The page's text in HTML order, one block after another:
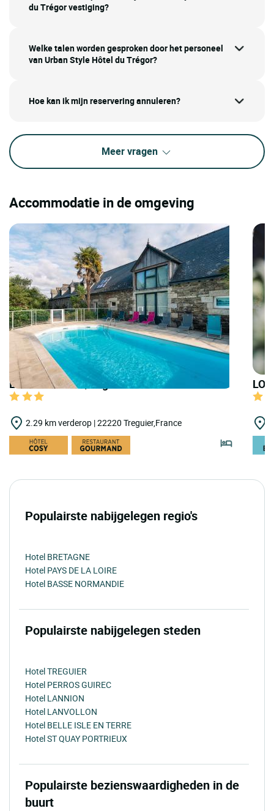
du Trégor vestiging?
Welke talen worden gesproken door het personeel
van Urban Style Hôtel du Trégor?
Hoe kan ik mijn reservering annuleren?
Meer vragen
Accommodatie in de omgeving
LOGIS HOTELS | Logis Hôtel Kastell Dinec'h
2.29 km verderop | 22220 Treguier,France
Populairste nabijgelegen regio's
Hotel BRETAGNE
Hotel PAYS DE LA LOIRE
Hotel BASSE NORMANDIE
Populairste nabijgelegen steden
Hotel TREGUIER
Hotel PERROS GUIREC
Hotel LANNION
Hotel LANVOLLON
Hotel BELLE ISLE EN TERRE
Hotel ST QUAY PORTRIEUX
Populairste bezienswaardigheden in de
buurt